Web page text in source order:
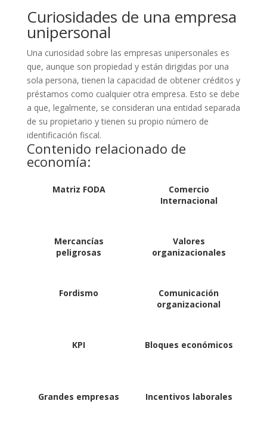
Curiosidades de una empresa
unipersonal
Una curiosidad sobre las empresas unipersonales es
que, aunque son propiedad y están dirigidas por una
sola persona, tienen la capacidad de obtener créditos y
préstamos como cualquier otra empresa. Esto se debe
a que, legalmente, se consideran una entidad separada
de su propietario y tienen su propio número de
identificación fiscal.
Contenido relacionado de
economía:
Matriz FODA
Comercio
Internacional
Mercancías
peligrosas
Valores
organizacionales
Fordismo
Comunicación
organizacional
KPI Bloques económicos
Grandes empresas Incentivos laborales